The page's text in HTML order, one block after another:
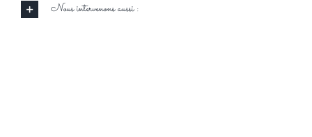
Nous intervenons aussi :